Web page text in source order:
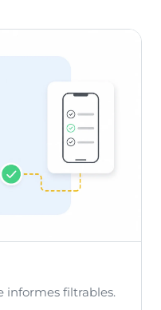
informes filtrables.